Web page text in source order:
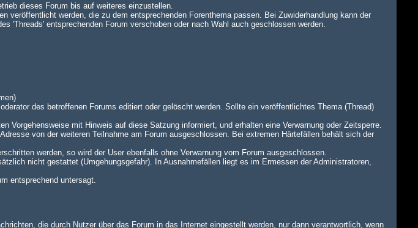
dieses Forum bis auf weiteres einzustellen.
veröffentlicht werden, die zu dem entsprechenden Forenthema passen. Bei Zuwiderhandlung kann der
'Threads' entsprechenden Forum verschoben oder nach Wahl auch geschlossen werden.
des betroffenen Forums editiert oder gelöscht werden. Sollte ein veröffentlichtes Thema (Thread)
mit Hinweis auf diese Satzung informiert, und erhalten eine Verwarnung oder Zeitsperre.
von der weiteren Teilnahme am Forum ausgeschlossen. Bei extremen Härtefällen behält sich der
werden, so wird der User ebenfalls ohne Verwarnung vom Forum ausgeschlossen.
nicht gestattet (Umgehungsgefahr). In Ausnahmefällen liegt es im Ermessen der Administratoren,
entsprechend untersagt.
die durch Nutzer über das Forum in das Internet eingestellt werden, nur dann verantwortlich, wenn